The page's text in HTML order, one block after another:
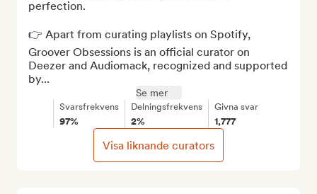
perfection.
👉 Apart from curating playlists on Spotify,
Groover Obsessions is an official curator on
Deezer and Audiomack, recognized and supported
by...
Se mer
Svarsfrekvens
97%
Delningsfrekvens
2%
Givna svar
1,777
Visa liknande curators